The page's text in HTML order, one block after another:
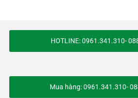
HOTLINE: 0961.341.310-
Mua hàng: 0961.341.310-